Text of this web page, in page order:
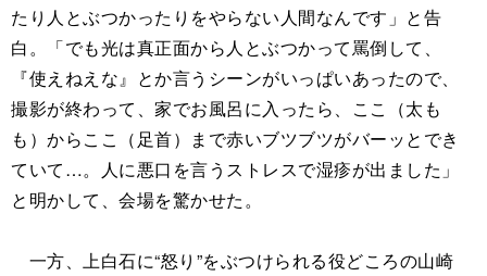
たり人とぶつかったりをやらない人間なんです」と告
白。「でも光は真正面から人とぶつかって罵倒して、
『使えねえな』とか言うシーンがいっぱいあったので、
撮影が終わって、家でお風呂に入ったら、ここ（太も
も）からここ（足首）まで赤いブツブツがバーッとでき
ていて…。人に悪口を言うストレスで湿疹が出ました」
と明かして、会場を驚かせた。
一方、上白石に“怒り”をぶつけられる役どころの山崎